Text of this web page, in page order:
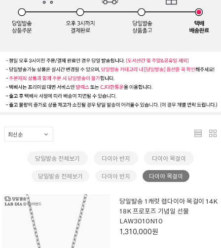
당일발송 전체보기 다이아 반지 다이아 목걸이
당일발송 전체보기 다이아 반지 다이아 목걸이
당일발송 1캐럿 랩다이아 목걸이 14K
18K 프로포즈 기념일 선물
LAW3010N10
1,310,000원